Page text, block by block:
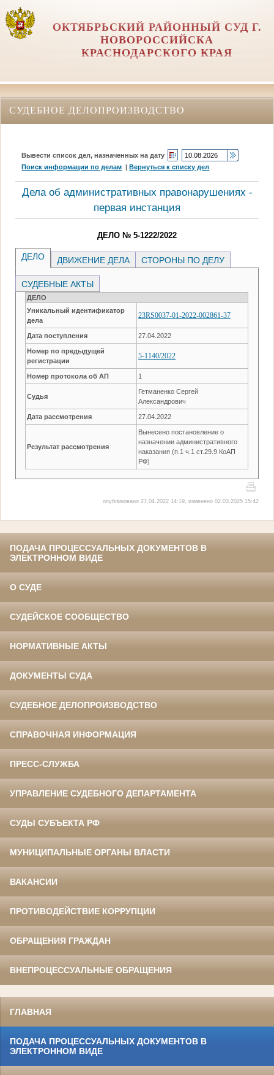
ОКТЯБРЬСКИЙ РАЙОННЫЙ СУД Г.
НОВОРОССИЙСКА
КРАСНОДАРСКОГО КРАЯ
СУДЕБНОЕ ДЕЛОПРОИЗВОДСТВО
Вывести список дел, назначенных на дату
Поиск информации по делам |Вернуться к списку дел
Дела об административных правонарушениях -
первая инстанция
ДЕЛО № 5-1222/2022
ДЕЛО ДВИЖЕНИЕ ДЕЛА СТОРОНЫ ПО ДЕЛУ
СУДЕБНЫЕ АКТЫ
ДЕЛО
Уникальный идентификатор
дела
23RS0037-01-2022-002861-37
Дата поступления 27.04.2022
Номер по предыдущей
регистрации
5-1140/2022
Номер протокола об АП 1
Судья
Гетманенко Сергей
Александрович
Дата рассмотрения 27.04.2022
Результат рассмотрения
Вынесено постановление о
назначении административного
наказания (п.1 ч.1 ст.29.9 КоАП
РФ)
опубликовано 27.04.2022 14:19, изменено 02.03.2025 15:42
ПОДАЧА ПРОЦЕССУАЛЬНЫХ ДОКУМЕНТОВ В
ЭЛЕКТРОННОМ ВИДЕ
О СУДЕ
СУДЕЙСКОЕ СООБЩЕСТВО
НОРМАТИВНЫЕ АКТЫ
ДОКУМЕНТЫ СУДА
СУДЕБНОЕ ДЕЛОПРОИЗВОДСТВО
СПРАВОЧНАЯ ИНФОРМАЦИЯ
ПРЕСС-СЛУЖБА
УПРАВЛЕНИЕ СУДЕБНОГО ДЕПАРТАМЕНТА
СУДЫ СУБЪЕКТА РФ
МУНИЦИПАЛЬНЫЕ ОРГАНЫ ВЛАСТИ
ВАКАНСИИ
ПРОТИВОДЕЙСТВИЕ КОРРУПЦИИ
ОБРАЩЕНИЯ ГРАЖДАН
ВНЕПРОЦЕССУАЛЬНЫЕ ОБРАЩЕНИЯ
ГЛАВНАЯ
ПОДАЧА ПРОЦЕССУАЛЬНЫХ ДОКУМЕНТОВ В
ЭЛЕКТРОННОМ ВИДЕ